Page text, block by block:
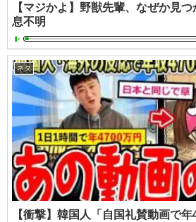
【マジかよ】野獣先輩、なぜか見
息不明
ネタ
【衝撃】韓国人「自国礼賛動画で